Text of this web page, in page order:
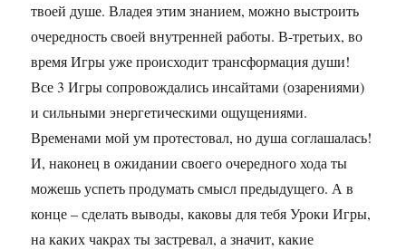
твоей душе. Владея этим знанием, можно выстроить
очередность своей внутренней работы. В-третьих, во
время Игры уже происходит трансформация души!
Все 3 Игры сопровождались инсайтами (озарениями)
и сильными энергетическими ощущениями.
Временами мой ум протестовал, но душа соглашалась!
И, наконец в ожидании своего очередного хода ты
можешь успеть продумать смысл предыдущего. А в
конце – сделать выводы, каковы для тебя Уроки Игры,
на каких чакрах ты застревал, а значит, какие